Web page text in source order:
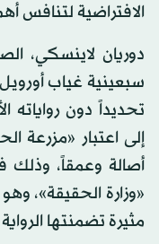
الافتراضية لتنافس
دوريان لاينسكي،
تحديداً دون رواياته
أصالة وعمقاً، وذلك
«وزارة الحقيقة»،
مثيرة تضمنتها